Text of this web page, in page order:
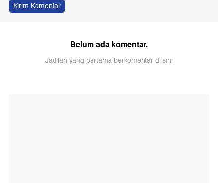
Kirim Komentar
Belum ada komentar.
Jadilah yang pertama berkomentar di sini